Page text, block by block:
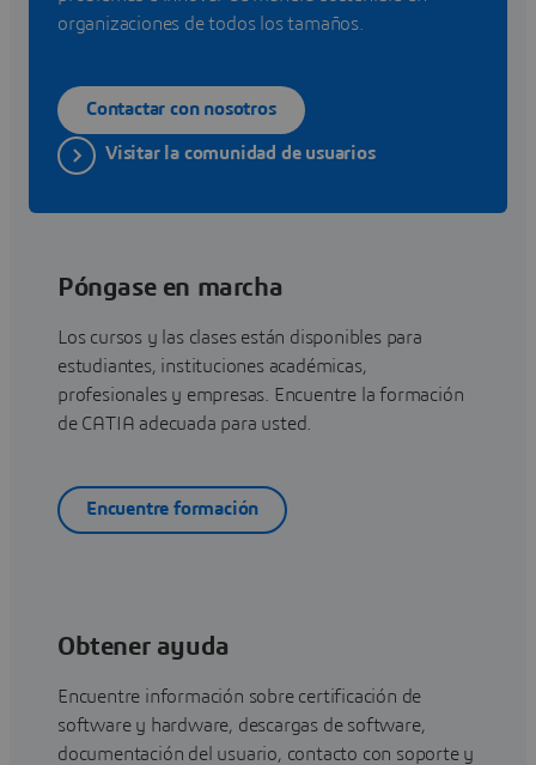
organizaciones de todos los tamaños.
Contactar con nosotros
Visitar la comunidad de usuarios
Póngase en marcha
Los cursos y las clases están disponibles para
estudiantes, instituciones académicas,
profesionales y empresas. Encuentre la formación
de CATIA adecuada para usted.
Encuentre formación
Obtener ayuda
Encuentre información sobre certificación de
software y hardware, descargas de software,
documentación del usuario, contacto con soporte y